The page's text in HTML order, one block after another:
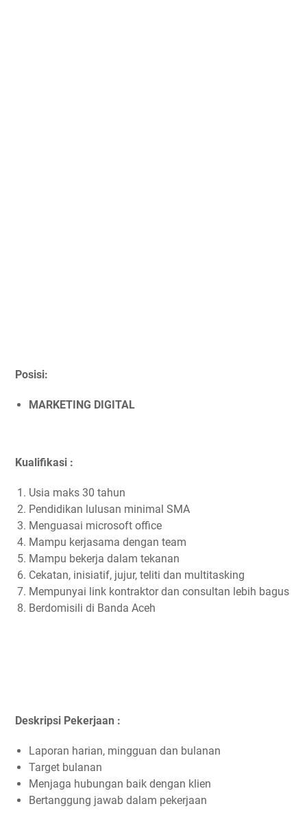
Posisi:
MARKETING DIGITAL
Kualifikasi :
Usia maks 30 tahun
Pendidikan lulusan minimal SMA
Menguasai microsoft office
Mampu kerjasama dengan team
Mampu bekerja dalam tekanan
Cekatan, inisiatif, jujur, teliti dan multitasking
Mempunyai link kontraktor dan consultan lebih bagus
Berdomisili di Banda Aceh
Deskripsi Pekerjaan :
Laporan harian, mingguan dan bulanan
Target bulanan
Menjaga hubungan baik dengan klien
Bertanggung jawab dalam pekerjaan